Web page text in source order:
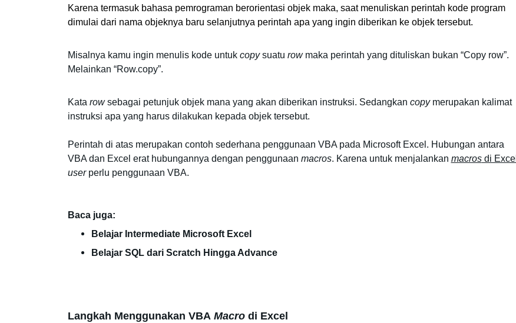
Karena termasuk bahasa pemrograman berorientasi objek maka, saat menuliskan perintah kode program
dimulai dari nama objeknya baru selanjutnya perintah apa yang ingin diberikan ke objek tersebut.
Misalnya kamu ingin menulis kode untuk copy suatu row maka perintah yang dituliskan bukan “Copy row”.
Melainkan “Row.copy”.
Kata row sebagai petunjuk objek mana yang akan diberikan instruksi. Sedangkan copy merupakan kalimat
instruksi apa yang harus dilakukan kepada objek tersebut.
Perintah di atas merupakan contoh sederhana penggunaan VBA pada Microsoft Excel. Hubungan antara
VBA dan Excel erat hubungannya dengan penggunaan macros. Karena untuk menjalankan macros di Excel
user perlu penggunaan VBA.
Baca juga:
Belajar Intermediate Microsoft Excel
Belajar SQL dari Scratch Hingga Advance
Langkah Menggunakan VBA Macro di Excel